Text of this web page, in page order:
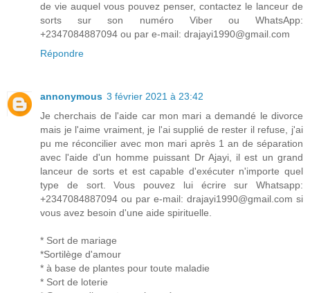
de vie auquel vous pouvez penser, contactez le lanceur de
sorts sur son numéro Viber ou WhatsApp:
+2347084887094 ou par e-mail: drajayi1990@gmail.com
Répondre
annonymous 3 février 2021 à 23:42
Je cherchais de l'aide car mon mari a demandé le divorce
mais je l'aime vraiment, je l'ai supplié de rester il refuse, j'ai
pu me réconcilier avec mon mari après 1 an de séparation
avec l'aide d'un homme puissant Dr Ajayi, il est un grand
lanceur de sorts et est capable d'exécuter n'importe quel
type de sort. Vous pouvez lui écrire sur Whatsapp:
+2347084887094 ou par e-mail: drajayi1990@gmail.com si
vous avez besoin d'une aide spirituelle.
* Sort de mariage
*Sortilège d'amour
* à base de plantes pour toute maladie
* Sort de loterie